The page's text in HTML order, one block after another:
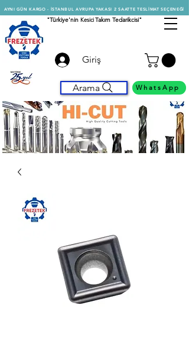
AYNI GÜN KARGO - İSTANBUL AVRUPA YAKASI 2 SAATTE TESLİMAT SEÇENEĞİ
"Türkiye'nin KesiciTakım Tedarikcisi"
Giriş
Arama WhatsApp